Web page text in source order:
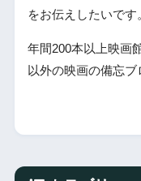
をお伝えしたいです
年間200本以上映画
以外の映画の備忘ブ